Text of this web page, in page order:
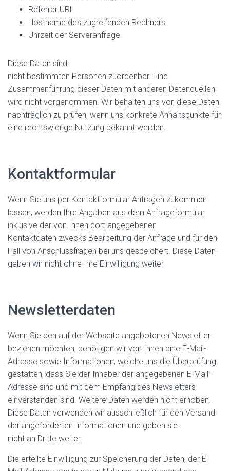
Referrer URL
Hostname des zugreifenden Rechners
Uhrzeit der Serveranfrage
Diese Daten sind
nicht bestimmten Personen zuordenbar. Eine
Zusammenführung dieser Daten mit anderen Datenquellen
wird nicht vorgenommen. Wir behalten uns vor, diese Daten
nachträglich zu prüfen, wenn uns konkrete Anhaltspunkte für
eine rechtswidrige Nutzung bekannt werden.
Kontaktformular
Wenn Sie uns per Kontaktformular Anfragen zukommen
lassen, werden Ihre Angaben aus dem Anfrageformular
inklusive der von Ihnen dort angegebenen
Kontaktdaten zwecks Bearbeitung der Anfrage und für den
Fall von Anschlussfragen bei uns gespeichert. Diese Daten
geben wir nicht ohne Ihre Einwilligung weiter.
Newsletterdaten
Wenn Sie den auf der Webseite angebotenen Newsletter
beziehen möchten, benötigen wir von Ihnen eine E-Mail-
Adresse sowie Informationen, welche uns die Überprüfung
gestatten, dass Sie der Inhaber der angegebenen E-Mail-
Adresse sind und mit dem Empfang des Newsletters
einverstanden sind. Weitere Daten werden nicht erhoben.
Diese Daten verwenden wir ausschließlich für den Versand
der angeforderten Informationen und geben sie
nicht an Dritte weiter.
Die erteilte Einwilligung zur Speicherung der Daten, der E-